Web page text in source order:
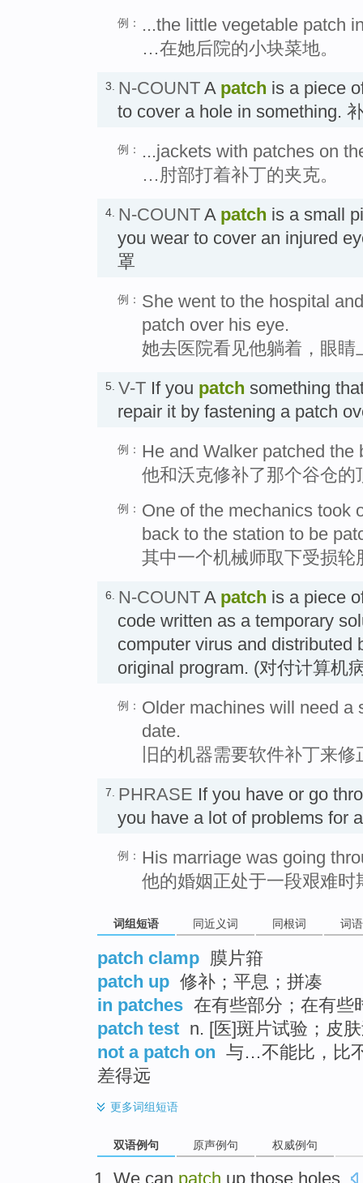
例：
...the little vegetable patch
…在她后院的小块菜地。
3. N-COUNT A patch is a piece
to cover a hole in something.
例：
...jackets with patches on
…肘部打着补丁的夹克。
4. N-COUNT A patch is a small
you wear to cover an injured
罩
例： She went to the hospital
patch over his eye.
她去医院看见他躺着，眼睛
5. V-T If you patch something
repair it by fastening a patch
例： He and Walker patched the
他和沃克修补了那个谷仓的
例： One of the mechanics took
back to the station to be
其中一个机械师取下受损
6. N-COUNT A patch is a piece
code written as a temporary
computer virus and distributed
original program. (对付计算机
例： Older machines will need a
date.
旧的机器需要软件补丁来修
7. PHRASE If you have or go
you have a lot of problems for
例： His marriage was going
他的婚姻正处于一段艰难时
词组短语 同近义词 同根词 词
patch clamp 膜片箝
patch up 修补；平息；拼凑
in patches 在有些部分；在有些
patch test n. [医]斑片试验；皮
not a patch on 与…不能比，比
差得远
更多词组短语
双语例句 原声例句 权威例句
We can patch up those holes